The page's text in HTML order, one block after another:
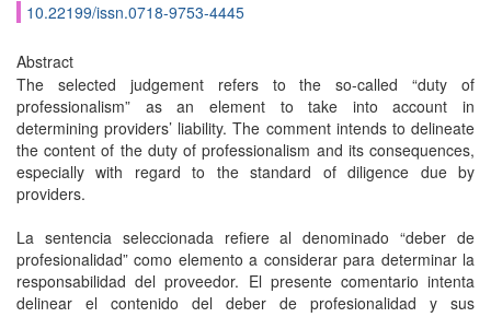
10.22199/issn.0718-9753-4445
Abstract
The selected judgement refers to the so-called “duty of
professionalism” as an element to take into account in
determining providers’ liability. The comment intends to delineate
the content of the duty of professionalism and its consequences,
especially with regard to the standard of diligence due by
providers.
La sentencia seleccionada refiere al denominado “deber de
profesionalidad” como elemento a considerar para determinar la
responsabilidad del proveedor. El presente comentario intenta
delinear el contenido del deber de profesionalidad y sus